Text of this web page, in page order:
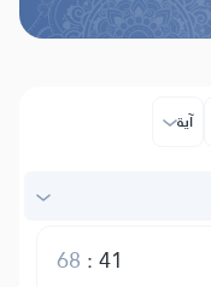
آية
41
:
68